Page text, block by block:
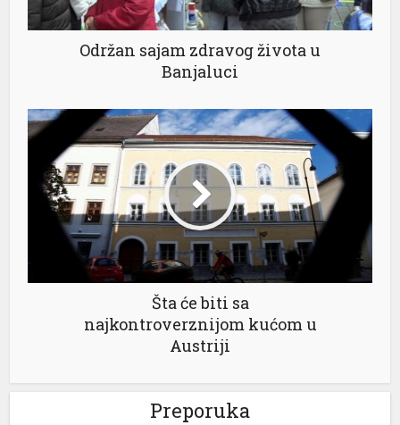
Održan sajam zdravog života u
Banjaluci
Šta će biti sa
najkontroverznijom kućom u
Austriji
Preporuka